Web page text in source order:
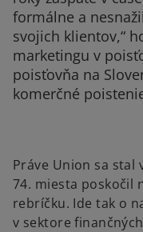
b
a
b
formálne a
svojich klientov,“
marketingu v
poisťovňa na
komerčné
Práve Union sa stal
74. miesta poskočil
rebríčku. Ide tak o
v sektore